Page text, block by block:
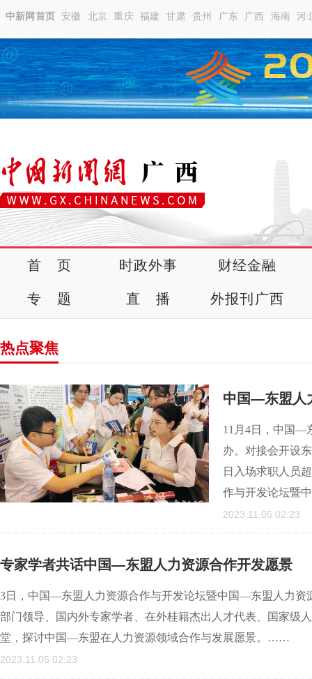
中新网首页 安徽 北京 重庆 福建 甘肃 贵州 广东 广西 海南 河
首 页 时政外事 财经金融
专 题 直 播 外报刊广西
热点聚焦
中国—东盟人
11月4日，中国—
办。对接会开设
日入场求职人员
作与开发论坛暨
2023.11.05 02:23
专家学者共话中国—东盟人力资源合作开发愿景
3日，中国—东盟人力资源合作与开发论坛暨中国—东盟人力资
部门领导、国内外专家学者、在外桂籍杰出人才代表、国家级
堂，探讨中国—东盟在人力资源领域合作与发展愿景。……
2023.11.05 02:23